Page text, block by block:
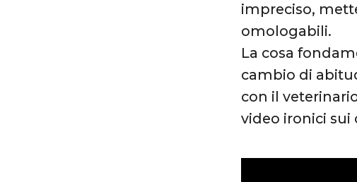
impreciso,
omologabili.
La cosa
cambio di
con il
video ironici sui